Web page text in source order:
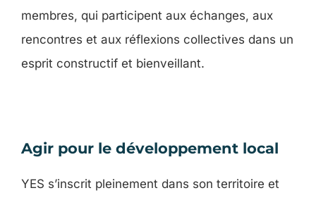
membres, qui participent aux échanges, aux
rencontres et aux réflexions collectives dans un
esprit constructif et bienveillant.
Agir pour le développement local
YES s’inscrit pleinement dans son territoire et